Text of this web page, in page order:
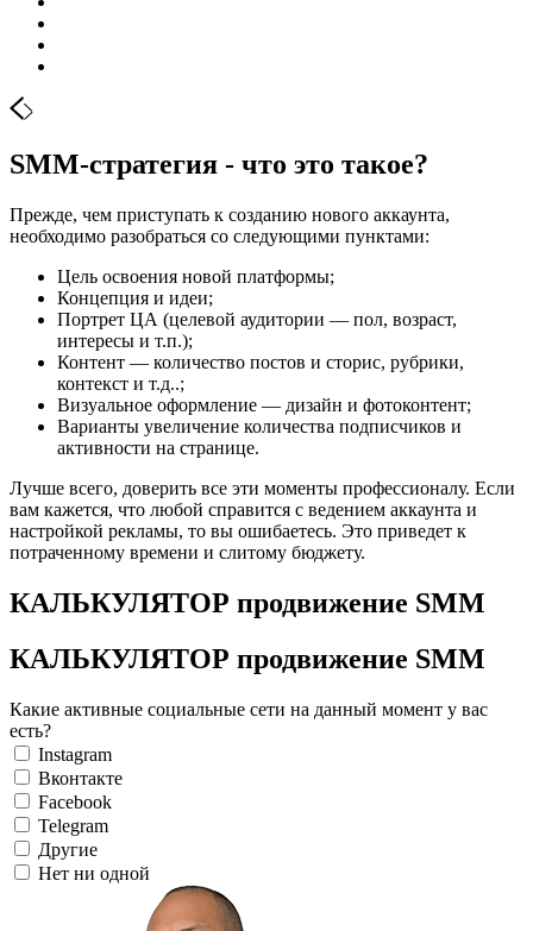
SMM-стратегия - что это такое?
Прежде, чем приступать к созданию нового аккаунта,
необходимо разобраться со следующими пунктами:
Цель освоения новой платформы;
Концепция и идеи;
Портрет ЦА (целевой аудитории — пол, возраст,
интересы и т.п.);
Контент — количество постов и сторис, рубрики,
контекст и т.д..;
Визуальное оформление — дизайн и фотоконтент;
Варианты увеличение количества подписчиков и
активности на странице.
Лучше всего, доверить все эти моменты профессионалу. Если
вам кажется, что любой справится с ведением аккаунта и
настройкой рекламы, то вы ошибаетесь. Это приведет к
потраченному времени и слитому бюджету.
КАЛЬКУЛЯТОР продвижение SMM
КАЛЬКУЛЯТОР продвижение SMM
Какие активные социальные сети на данный момент у вас
есть?
Instagram
Вконтакте
Facebook
Telegram
Другие
Нет ни одной